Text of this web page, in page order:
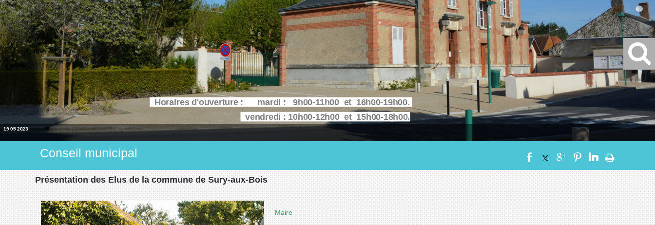
19 05 2023
Horaires d'ouverture : mardi : 9h00-11h00 et 16h00-19h00.
vendredi : 10h00-12h00 et 15h00-18h00.
Conseil municipal
Présentation des Elus de la commune de Sury-aux-Bois
Maire